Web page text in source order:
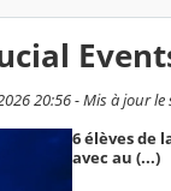
20:56 - Mis à jour
6 élèves de
avec au (...)